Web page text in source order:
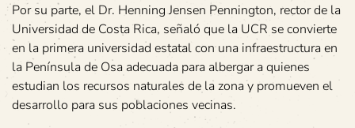
Por su parte, el Dr. Henning Jensen Pennington, rector de la
Universidad de Costa Rica, señaló que la UCR se convierte
en la primera universidad estatal con una infraestructura en
la Península de Osa adecuada para albergar a quienes
estudian los recursos naturales de la zona y promueven el
desarrollo para sus poblaciones vecinas.